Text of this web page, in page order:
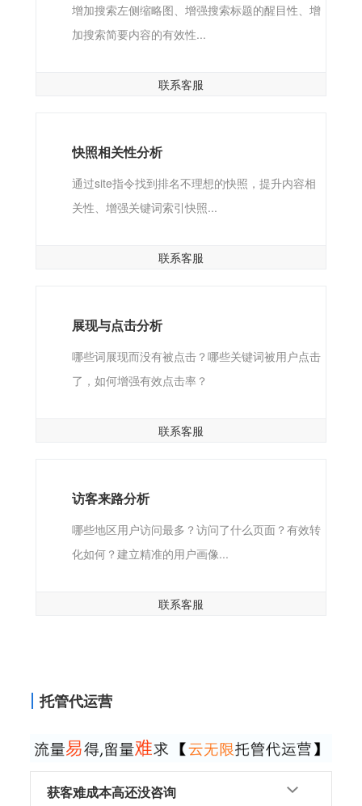
增加搜索左侧缩略图、增强搜索标题的醒目性、增
加搜索简要内容的有效性...
联系客服
快照相关性分析
通过site指令找到排名不理想的快照，提升内容相
关性、增强关键词索引快照...
联系客服
展现与点击分析
哪些词展现而没有被点击？哪些关键词被用户点击
了，如何增强有效点击率？
联系客服
访客来路分析
哪些地区用户访问最多？访问了什么页面？有效转
化如何？建立精准的用户画像...
联系客服
托管代运营
获客难成本高还没咨询